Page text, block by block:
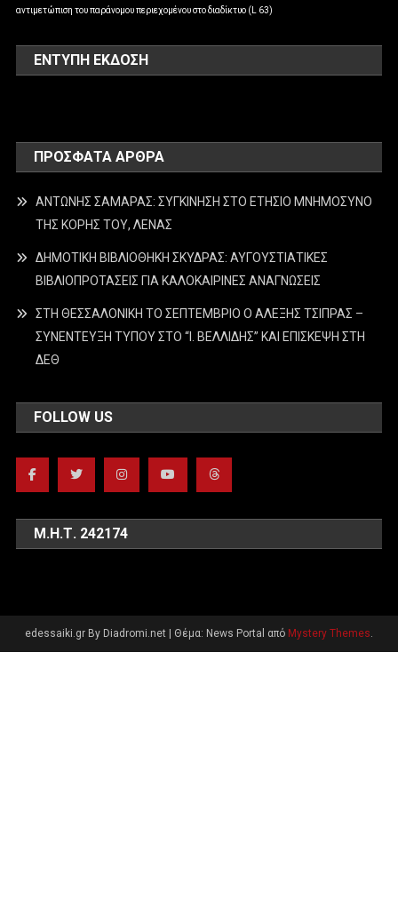
αντιμετώπιση του παράνομου περιεχομένου στο διαδίκτυο (L 63)
ΕΝΤΥΠΗ ΕΚΔΟΣΗ
ΠΡΌΣΦΑΤΑ ΆΡΘΡΑ
ΑΝΤΩΝΗΣ ΣΑΜΑΡΑΣ: ΣΥΓΚΙΝΗΣΗ ΣΤΟ ΕΤΗΣΙΟ ΜΝΗΜΟΣΥΝΟ
ΤΗΣ ΚΟΡΗΣ ΤΟΥ, ΛΕΝΑΣ
ΔΗΜΟΤΙΚΗ ΒΙΒΛΙΟΘΗΚΗ ΣΚΥΔΡΑΣ: ΑΥΓΟΥΣΤΙΑΤΙΚΕΣ
ΒΙΒΛΙΟΠΡΟΤΑΣΕΙΣ ΓΙΑ ΚΑΛΟΚΑΙΡΙΝΕΣ ΑΝΑΓΝΩΣΕΙΣ
ΣΤΗ ΘΕΣΣΑΛΟΝΙΚΗ ΤΟ ΣΕΠΤΕΜΒΡΙΟ Ο ΑΛΕΞΗΣ ΤΣΙΠΡΑΣ –
ΣΥΝΕΝΤΕΥΞΗ ΤΥΠΟΥ ΣΤΟ “Ι. ΒΕΛΛΙΔΗΣ” ΚΑΙ ΕΠΙΣΚΕΨΗ ΣΤΗ
ΔΕΘ
FOLLOW US
Μ.Η.Τ. 242174
edessaiki.gr By Diadromi.net Θέμα: News Portal από Mystery Themes.